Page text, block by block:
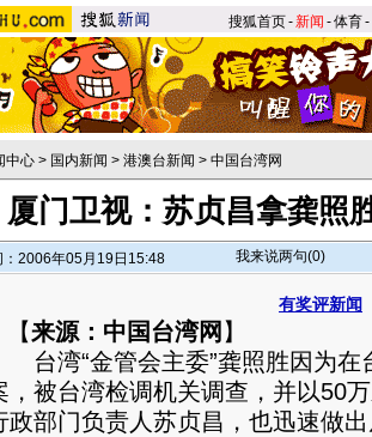
搜狐首页-新闻 -体育-
中心 > 国内新闻 > 港澳台新闻 > 中国台湾网
厦门卫视：苏贞昌拿龚照
：2006年05月19日15:48 我来说两句(0)
有奖评新闻
【来源：中国台湾网 】
台湾“金管会主委”龚照胜因为在
，被台湾检调机关调查，并以50
政部门负责人苏贞昌，也迅速做